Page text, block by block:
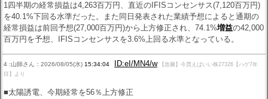
1四半期の経常損益は4,263百万円、直近のIFISコンセンサス(7,120百万円)
を40.1%下回る水準だった。また同日発表された業績予想によると通期の
経常損益は前回予想(27,000百万円)から上方修正され、74.1%増益の42,000
百万円を予想、IFISコンセンサスを3.6%上回る水準となっている。
4 :山師さん：2026/08/05(水) 15:34:04 ID:eI/MN4/w
【急騰】今買えばいい株27326【ハゲ7年
目】より
■太陽誘電、今期経常を56％上方修正